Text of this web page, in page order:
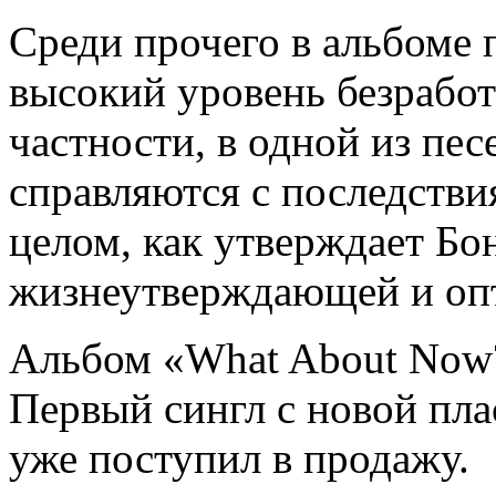
Среди прочего в
высокий уровень
частности, в одной из
справляются с
целом, как утверждает
жизнеутверждающей и
Альбом «What About
Первый сингл с новой
уже поступил в продажу.